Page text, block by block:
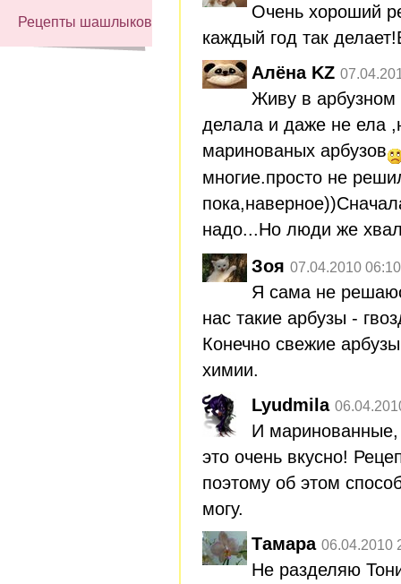
Рецепты шашлыков
Очень хороший
каждый год так
Алёна KZ
Живу в арбузном
делала и даже не ела
маринованых арбузов
многие.просто не
надо...Но люди же
Зоя 07.04.2010 06:10
Я сама не
нас такие арбузы -
Конечно свежие
химии.
Lyudmila
И
это очень вкусно!
поэтому об этом
могу.
Тамара 06.04.2010
Не разделяю